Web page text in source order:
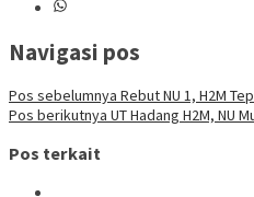
Navigasi pos
Pos sebelumnya Rebut NU 1, H2M
Pos berikutnya UT Hadang H2M, NU
Pos terkait